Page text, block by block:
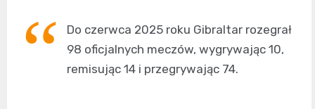
Do czerwca 2025 roku Gibraltar rozegrał
98 oficjalnych meczów, wygrywając 10,
remisując 14 i przegrywając 74.